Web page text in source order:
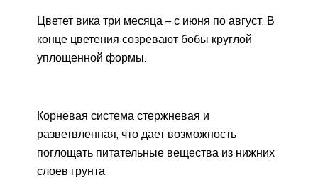
Цветет вика три месяца – с июня по август. В
конце цветения созревают бобы круглой
уплощенной формы.
Корневая система стержневая и
разветвленная, что дает возможность
поглощать питательные вещества из нижних
слоев грунта.